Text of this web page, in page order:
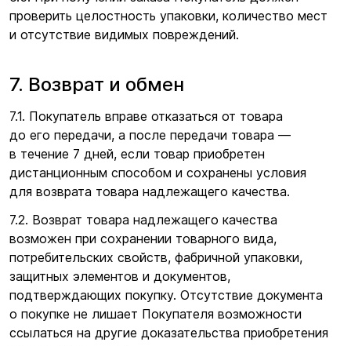
проверить целостность упаковки, количество мест
и отсутствие видимых повреждений.
7. Возврат и обмен
7.1. Покупатель вправе отказаться от товара
до его передачи, а после передачи товара —
в течение 7 дней, если товар приобретен
дистанционным способом и сохранены условия
для возврата товара надлежащего качества.
7.2. Возврат товара надлежащего качества
возможен при сохранении товарного вида,
потребительских свойств, фабричной упаковки,
защитных элементов и документов,
подтверждающих покупку. Отсутствие документа
о покупке не лишает Покупателя возможности
ссылаться на другие доказательства приобретения